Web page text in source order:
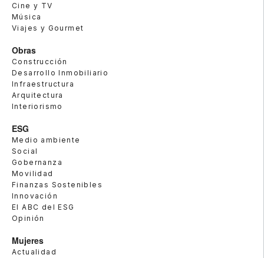
Cine y TV
Música
Viajes y Gourmet
Obras
Construcción
Desarrollo Inmobiliario
Infraestructura
Arquitectura
Interiorismo
ESG
Medio ambiente
Social
Gobernanza
Movilidad
Finanzas Sostenibles
Innovación
El ABC del ESG
Opinión
Mujeres
Actualidad